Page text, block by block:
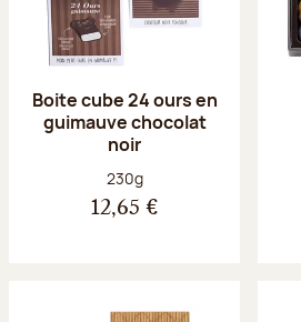
Boite cube 24 ours en
guimauve chocolat
noir
Poids net :
230g
12,65 €